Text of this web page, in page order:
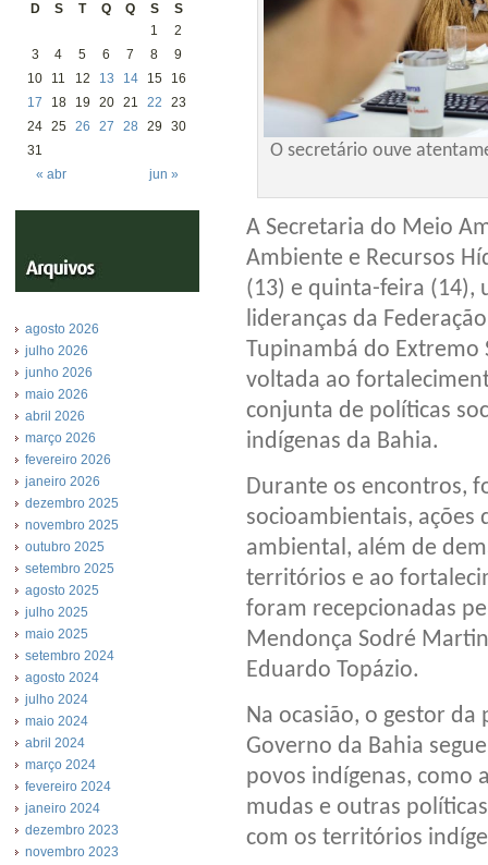
D
S T Q Q S S
« abr jun »
1
2
3
4 5 6 7 8
9
10
11 12 13 14 15
16
17
18 19 20 21 22
23
24 25 26 27 28 29
30
31
agosto 2026
julho 2026
junho 2026
maio 2026
abril 2026
março 2026
fevereiro 2026
janeiro 2026
dezembro 2025
novembro 2025
outubro 2025
setembro 2025
agosto 2025
julho 2025
maio 2025
setembro 2024
agosto 2024
julho 2024
maio 2024
abril 2024
março 2024
fevereiro 2024
janeiro 2024
dezembro 2023
novembro 2023
O secretário ouve
A Secretaria do Meio
Ambiente e Recursos
(13) e quinta-feira (14),
lideranças da
Tupinambá do Extremo
voltada ao
conjunta de políticas
indígenas da Bahia.
Durante os encontros,
socioambientais,
ambiental, além de
territórios e ao
foram recepcionadas
Mendonça Sodré
Eduardo Topázio.
Na ocasião, o gestor
Governo da Bahia
povos indígenas, como
mudas e outras
com os territórios